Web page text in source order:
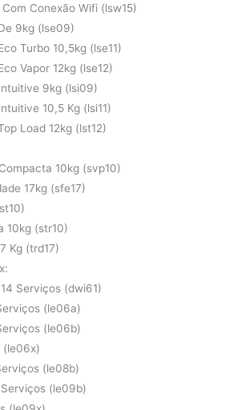
Conexão Wifi (lsw15)
9kg (lse09)
Turbo 10,5kg (lse11)
Vapor 12kg (lse12)
9kg (lsi09)
10,5 Kg (lsi11)
Load 12kg (lst12)
10kg (svp10)
17kg (sfe17)
10kg (str10)
Kg (trd17)
Serviços (dwi61)
(le06a)
(le06b)
(le06x)
(le08b)
(le09b)